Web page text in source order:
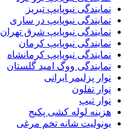
نمایندگی نیوپایپ تبریز
نمایندگی نیوپایپ در ساری
نمایندگی نیوپایپ شرق تهران
نمایندگی نیوپایپ کرمان
نمایندگی نیوپایپ کرمانشاه
نمایندگی ووگ امید گلستان
نوار پزلیمر ایرانی
نوار تفلون
نوار تیپ
هزینه لوله کشی پکیج
یونولیت شانه تخم مرغی